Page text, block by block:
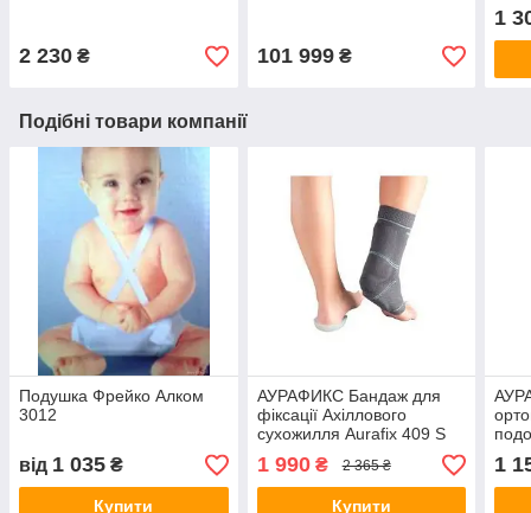
2 230 ₴ 101 999₴
1
Подібні товари компанії
Подушка Фрейко Алком
3012
від 1 035 ₴
Купити
АУРАФИКС Бандаж для
фіксації Ахіллового
сухожилля Aurafix 409 S
1 990₴ 2 365 ₴
Купити
1